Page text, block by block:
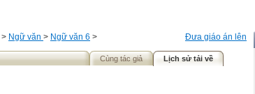
Đưa giáo án lên
> Ngữ văn > Ngữ văn 6 >
Cùng tác giả Lịch sử tải về